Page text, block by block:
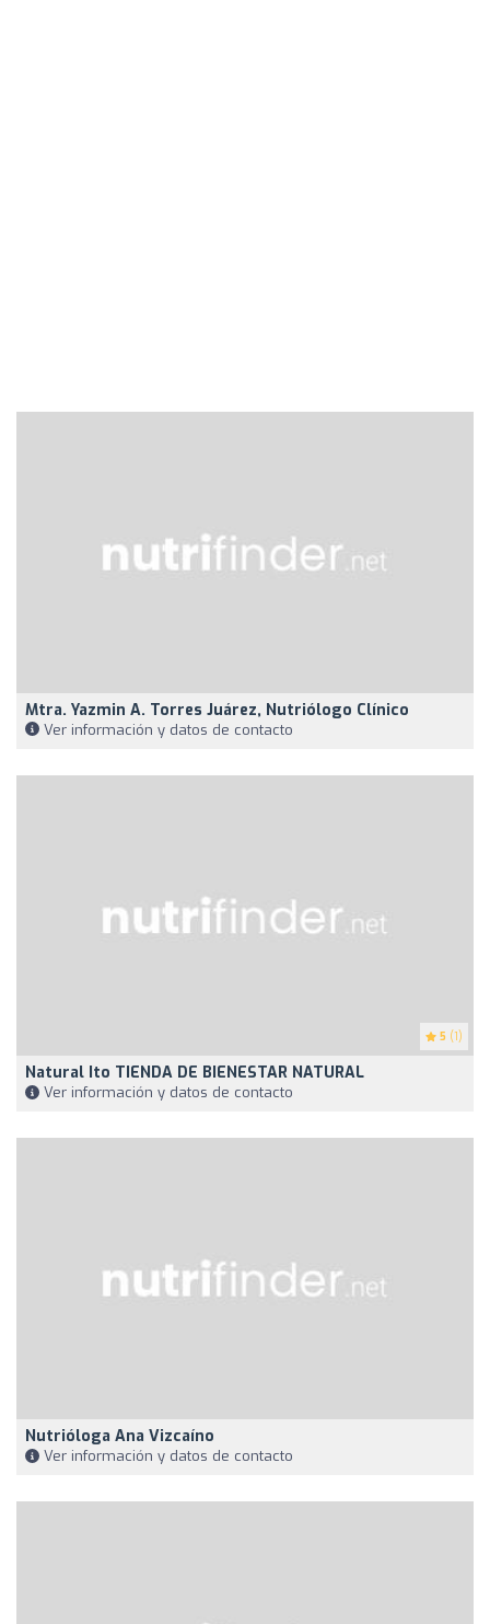
Mtra. Yazmin A. Torres Juárez, Nutriólogo Clínico
Ver información y datos de contacto
5 (1)
Natural Ito TIENDA DE BIENESTAR NATURAL
Ver información y datos de contacto
Nutrióloga Ana Vizcaíno
Ver información y datos de contacto